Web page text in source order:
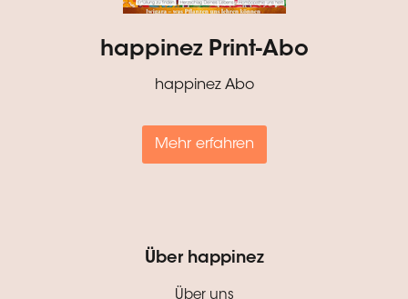
happinez Print-Abo
happinez Abo
Mehr erfahren
Über happinez
Über uns